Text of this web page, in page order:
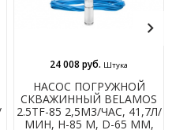
НАСОС ПОГРУЖНОЙ
СКВАЖИННЫЙ BELAMOS
2.5TF-85 2,5М3/ЧАС, 41,7Л/
МИН, Н-85 М, D-65 ММ,
24 008 руб. Штука